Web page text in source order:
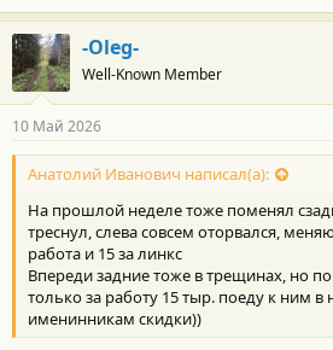
-Oleg-
Well-Known Member
10 Май 2026
Анатолий Иванович написал(а):
На прошлой неделе тоже поменял
треснул, слева совсем оторвался,
работа и 15 за линкс
Впереди задние тоже в трещинах, но
только за работу 15 тыр. поеду к ним в
именинникам скидки))